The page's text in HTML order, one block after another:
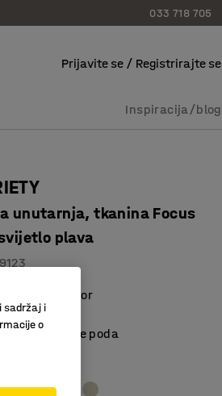
033 718 705
Prijavite se / Registrirajte se
Inspiracija/blog
unutarnja, tkanina Focus
plava
štedi prostor
čišćenje poda
sadržaj i
o